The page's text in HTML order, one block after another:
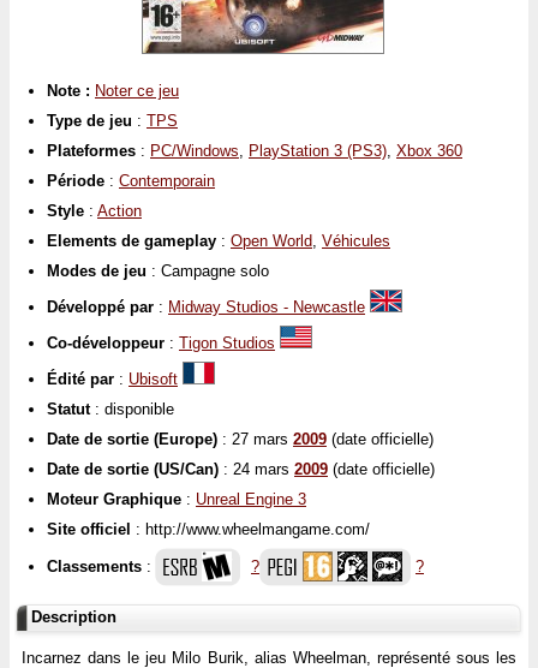
Note : Noter ce jeu
Type de jeu : TPS
Plateformes : PC/Windows, PlayStation 3 (PS3), Xbox 360
Période : Contemporain
Style : Action
Elements de gameplay : Open World, Véhicules
Modes de jeu : Campagne solo
Développé par : Midway Studios - Newcastle
Co-développeur : Tigon Studios
Édité par : Ubisoft
Statut: disponible
Date de sortie (Europe) : 27 mars 2009 (date officielle)
Date de sortie (US/Can) : 24 mars 2009 (date officielle)
Moteur Graphique : Unreal Engine 3
Site officiel : http://www.wheelmangame.com/
Classements : ? ?
Description
Incarnez dans le jeu Milo Burik, alias Wheelman, représenté sous les